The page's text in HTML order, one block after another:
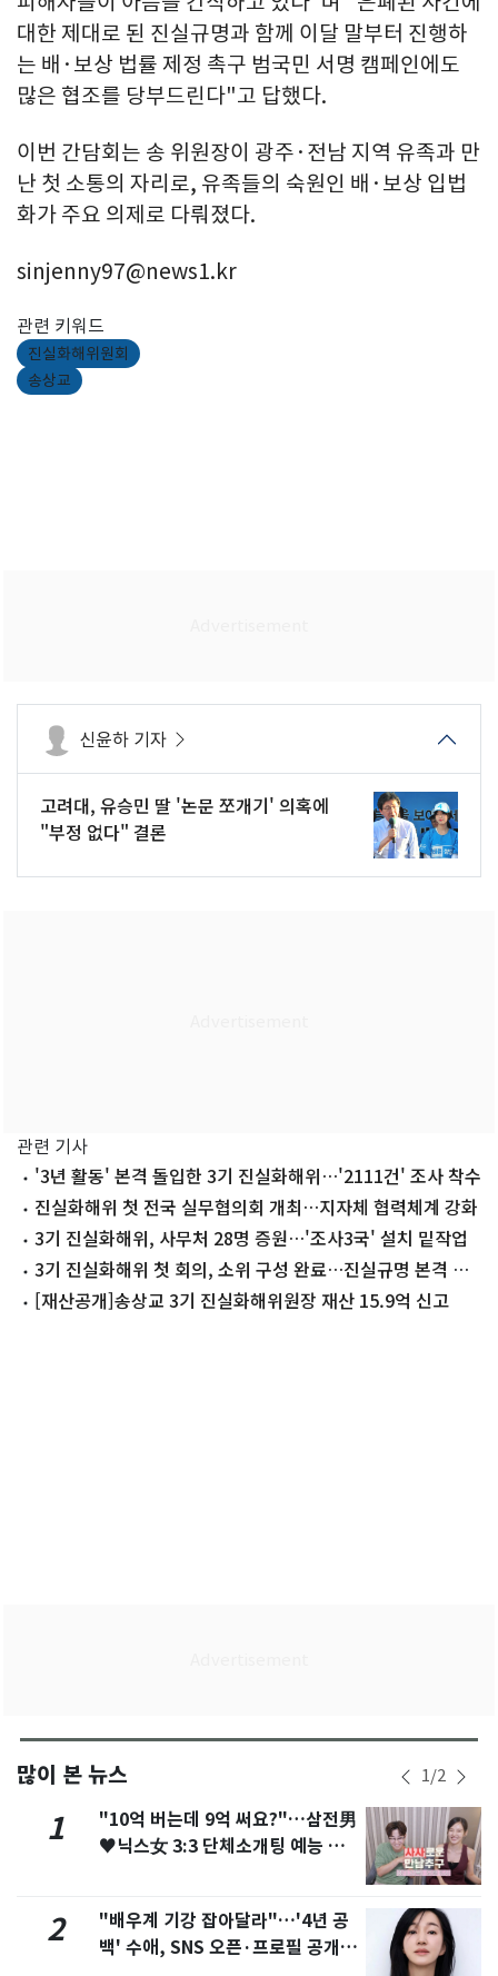
대한 제대로 된 진실규명과 함께 이달 말부터 진행하
는 배·보상 법률 제정 촉구 범국민 서명 캠페인에도
많은 협조를 당부드린다"고 답했다.
이번 간담회는 송 위원장이 광주·전남 지역 유족과 만
난 첫 소통의 자리로, 유족들의 숙원인 배·보상 입법
화가 주요 의제로 다뤄졌다.
sinjenny97@news1.kr
관련 키워드
진실화해위원회
송상교
신윤하 기자
고려대, 유승민 딸 '논문 쪼개기' 의혹에
"부정 없다" 결론
관련 기사
'3년 활동' 본격 돌입한 3기 진실화해위…'2111건' 조사 착수
진실화해위 첫 전국 실무협의회 개최…지자체 협력체계 강화
3기 진실화해위, 사무처 28명 증원…'조사3국' 설치 밑작업
3기 진실화해위 첫 회의, 소위 구성 완료…진실규명 본격 시
작 [재산공개]송상교 3기 진실화해위원장 재산 15.9억 신고
많이 본 뉴스 1/2
1
"10억 버는데 9억 써요?"…삼전男
♥닉스女 3:3 단체소개팅 예능 화
2
"배우계 기강 잡아달라"…'4년 공
백' 수애, SNS 오픈·프로필 공개